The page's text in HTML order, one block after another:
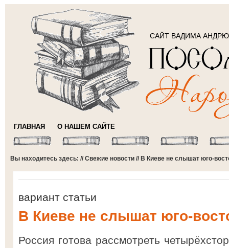
САЙТ ВАДИМА
ГЛАВНАЯ О НАШЕМ САЙТЕ
Вы находитесь здесь: //Свежие новости // В Киеве не слышат юго-
вариант статьи
В Киеве не слышат юго-
Россия готова рассмотреть